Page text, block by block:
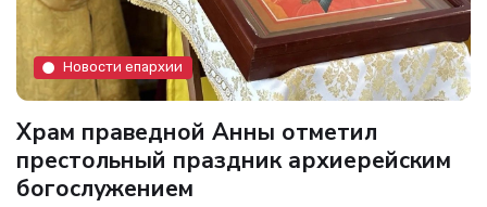
Новости епархии
Храм праведной Анны отметил
престольный праздник архиерейским
богослужением